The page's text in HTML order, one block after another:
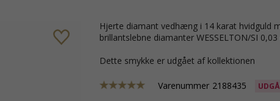
hjerte diamant vedhæng i 14 karat hvidguld med blank overflade og 1
brillantslebne diamanter WESSELTON/SI 0,03
Dette smykke er udgået af kollektionen
Varenummer 2188435